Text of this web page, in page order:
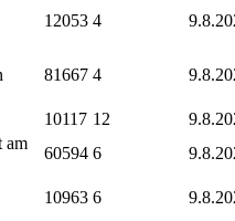
12053 4
81667 4
10117 12
am
60594 6
10963 6